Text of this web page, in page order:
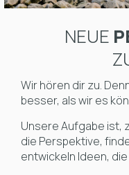
NEUE
Wir hören dir zu.
besser, als wir es
Unsere Aufgabe ist,
die Perspektive,
entwickeln Ideen,